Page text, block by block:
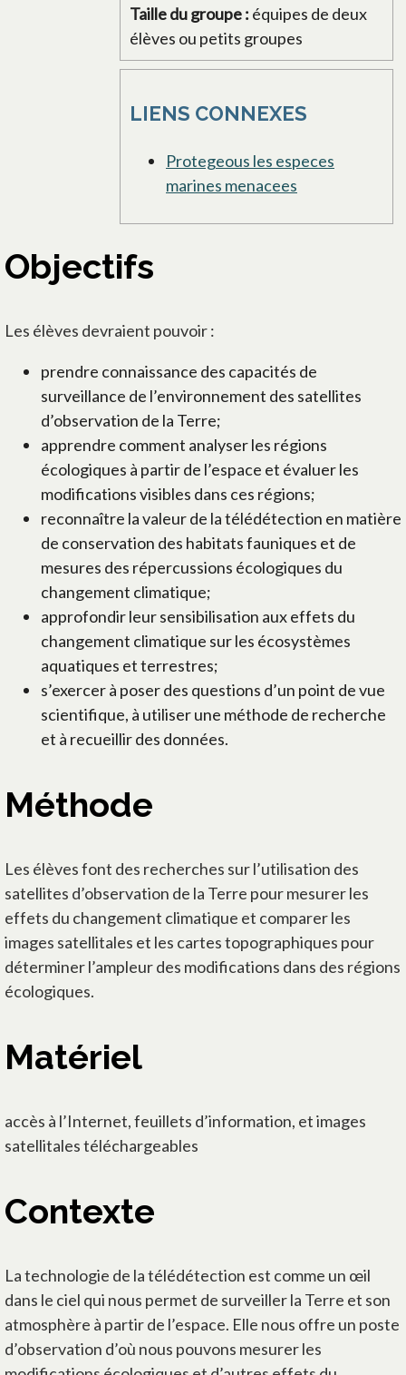
Taille du groupe : équipes de deux
élèves ou petits groupes
LIENS CONNEXES
Protegeous les especes
marines menacees
Objectifs
Les élèves devraient pouvoir :
prendre connaissance des capacités de
surveillance de l’environnement des satellites
d’observation de la Terre;
apprendre comment analyser les régions
écologiques à partir de l’espace et évaluer les
modifications visibles dans ces régions;
reconnaître la valeur de la télédétection en matière
de conservation des habitats fauniques et de
mesures des répercussions écologiques du
changement climatique;
approfondir leur sensibilisation aux effets du
changement climatique sur les écosystèmes
aquatiques et terrestres;
s’exercer à poser des questions d’un point de vue
scientifique, à utiliser une méthode de recherche
et à recueillir des données.
Méthode
Les élèves font des recherches sur l’utilisation des
satellites d’observation de la Terre pour mesurer les
effets du changement climatique et comparer les
images satellitales et les cartes topographiques pour
déterminer l’ampleur des modifications dans des régions
écologiques.
Matériel
accès à l’Internet, feuillets d’information, et images
satellitales téléchargeables
Contexte
La technologie de la télédétection est comme un œil
dans le ciel qui nous permet de surveiller la Terre et son
atmosphère à partir de l’espace. Elle nous offre un poste
d’observation d’où nous pouvons mesurer les